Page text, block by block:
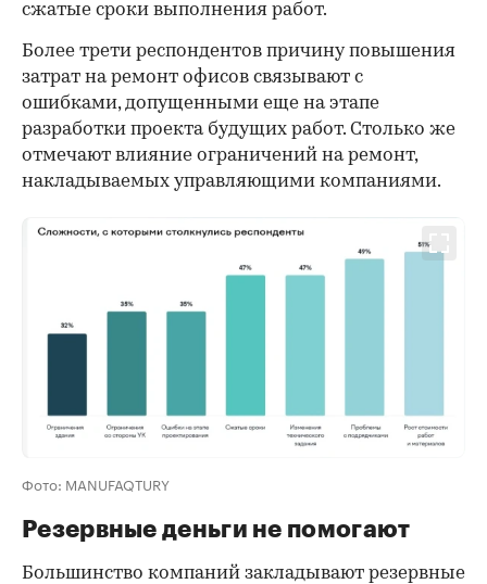
00:00
сжатые сроки выполнения работ.
Более трети респондентов причину повышения
затрат на ремонт офисов связывают с
ошибками, допущенными еще на этапе
разработки проекта будущих работ. Столько же
отмечают влияние ограничений на ремонт,
накладываемых управляющими компаниями.
Фото: MANUFAQTURY
Резервные деньги не помогают
Большинство компаний закладывают резервные